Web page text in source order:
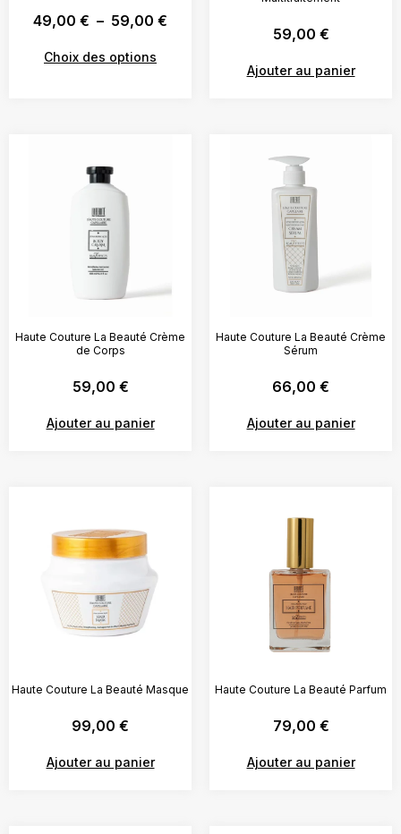
49,00 € – 59,00 €
Choix des options
59,00 €
Ajouter au panier
Haute Couture La Beauté Crème
de Corps
59,00 €
Ajouter au panier
Haute Couture La Beauté Crème
Sérum
66,00 €
Ajouter au panier
Haute Couture La Beauté Masque
99,00 €
Ajouter au panier
Haute Couture La Beauté Parfum
79,00 €
Ajouter au panier